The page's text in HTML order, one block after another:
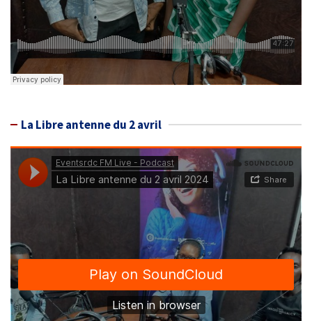
La Libre antenne du 2 avril